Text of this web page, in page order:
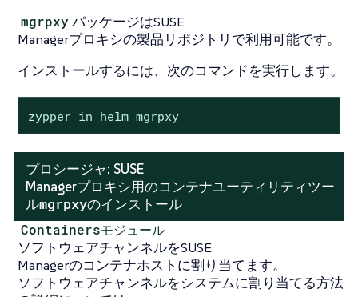
mgrpxyパッケージはSUSE
Managerプロキシの製品リポジトリで利用可能です。
インストールするには、次のコマンドを実行します。
zypper in helm mgrpxy
プロシージャ: SUSE
Managerプロキシ用のコンテナユーティリティツー
ルmgrpxyのインストール
Containersモジュール
ソフトウェアチャンネルをSUSE
Managerのコンテナホストに割り当てます。
ソフトウェアチャンネルをシステムに割り当てる方法